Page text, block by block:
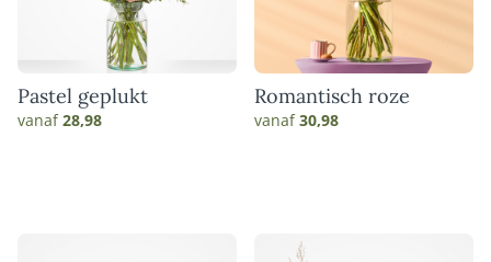
Pastel geplukt
vanaf28,98
Romantisch roze
vanaf30,98